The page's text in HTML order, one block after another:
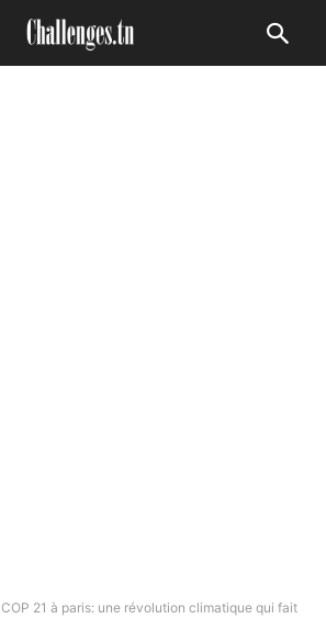
COP 21 à paris: une révolution climatique qui fait